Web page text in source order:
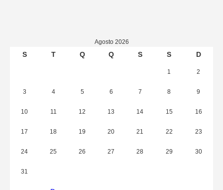
Agosto 2026
S T Q Q S S D
1 2
3 4 5 6 7 8 9
10 11 12 13 14 15 16
17 18 19 20 21 22 23
24 25 26 27 28 29 30
31